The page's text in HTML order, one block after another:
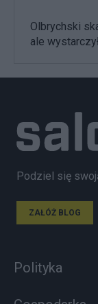
Olbrychski
ale
Podziel się
ZAŁÓŻ BLOG
Polityka